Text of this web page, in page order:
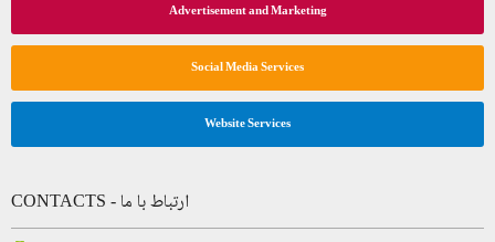
Advertisement and Marketing
Social Media Services
Website Services
CONTACTS - ارتباط با ما